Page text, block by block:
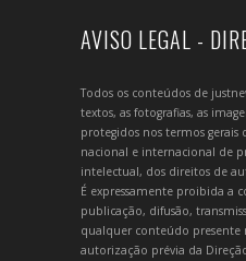
AVISO LEGAL -
Todos os conteúdos de
textos, as fotografias, as
protegidos nos termos gerais
nacional e internacional de
intelectual, dos direitos de
É expressamente proibida a
publicação, difusão,
qualquer conteúdo presente
autorização prévia da